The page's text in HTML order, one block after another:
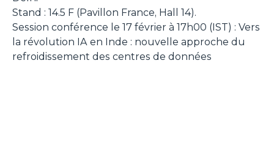
Stand : 14.5 F (Pavillon France, Hall 14).
Session conférence le 17 février à 17h00 (IST) : Vers
la révolution IA en Inde : nouvelle approche du
refroidissement des centres de données